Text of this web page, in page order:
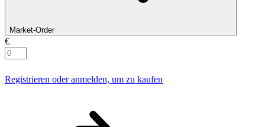
Market-Order
€
Registrieren oder anmelden, um zu kaufen